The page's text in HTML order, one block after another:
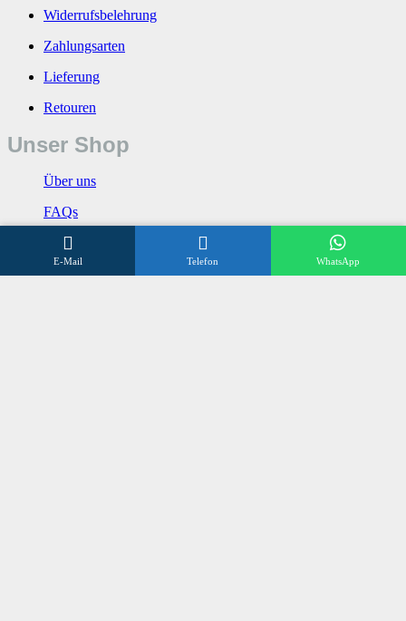
Widerrufsbelehrung
Zahlungsarten
Lieferung
Retouren
Unser Shop
Über uns
FAQs
Datenschutzerklärung
Impressum
E-Mail Telefon WhatsApp